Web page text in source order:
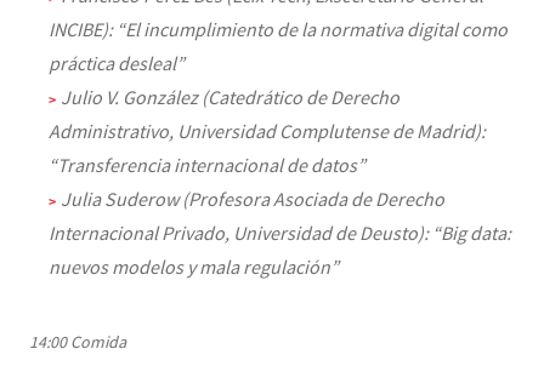
INCIBE): “El incumplimiento de la normativa digital como
práctica desleal”
Julio V. González (Catedrático de Derecho
Administrativo, Universidad Complutense de Madrid):
“Transferencia internacional de datos”
Julia Suderow (Profesora Asociada de Derecho
Internacional Privado, Universidad de Deusto): “Big data:
nuevos modelos y mala regulación”
14:00 Comida